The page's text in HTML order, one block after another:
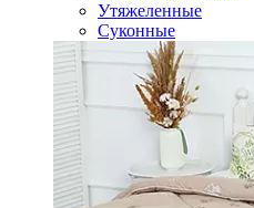
Утяжеленные
Суконные